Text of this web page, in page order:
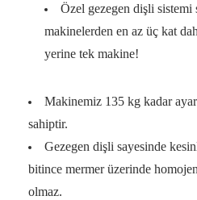
Özel gezegen dişli sistemi
makinelerden en az üç kat
yerine tek makine!
Makinemiz 135 kg kadar
sahiptir.
Gezegen dişli sayesinde
bitince mermer üzerinde
olmaz.